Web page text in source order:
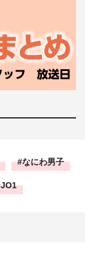
なにわ男子
JO1